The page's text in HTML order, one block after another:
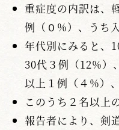
重症度の内訳は、
例（０%）、うち
年代別にみると、
30代３例（12%）
以上１例（４%）
このうち２名以上
報告者により、剣